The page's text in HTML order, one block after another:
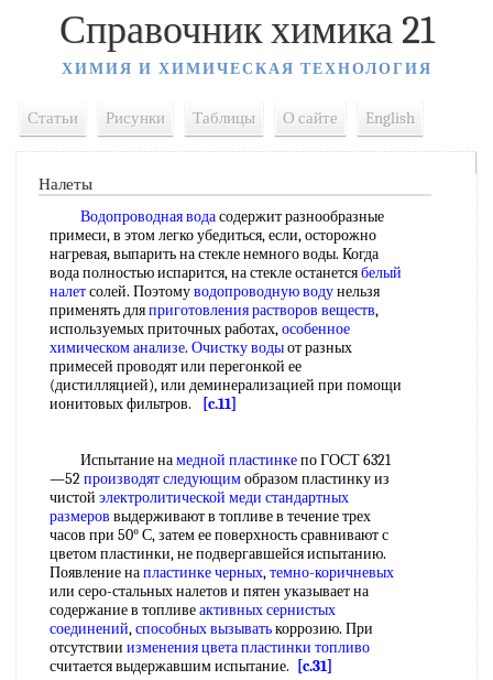
Справочник химика 21
ХИМИЯ И ХИМИЧЕСКАЯ ТЕХНОЛОГИЯ
Статьи Рисунки Таблицы О сайте English
Налеты
Водопроводная водасодержит разнообразные
примеси, в этом легко убедиться, если, осторожно
нагревая, выпарить на стекле немного воды. Когда
вода полностью испарится, на стекле останетсябелый
налетсолей. Поэтомуводопроводную водунельзя
применять дляприготовления растворов веществ,
используемых приточных работах,особенное
химическом анализе. Очистку водыот разных
примесей проводят или перегонкой ее
(дистилляцией), или деминерализацией при помощи
ионитовых фильтров.
[c.11]
Испытание намедной пластинкепо ГОСТ 6321
—52производят следующимобразом пластинку из
чистой электролитической меди стандартных
размеров выдерживают в топливе в течение трех
часов при 50° С, затем ее поверхность сравнивают с
цветом пластинки, не подвергавшейся испытанию.
Появление напластинке черных,темно-коричневых
или серо-стальных налетов и пятен указывает на
содержание в топливеактивных сернистых
соединений,способных вызыватькоррозию. При
отсутствии изменения цветапластинки топливо
считается выдержавшим испытание.
[c.31]